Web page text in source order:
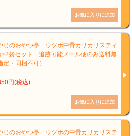
じのおやつ亭 ウツボ中骨カリカリスティ
袋セット 追跡可能メール便のみ送料無
定・同梱不可）
円(税込)
じのおやつ亭 ウツボの中骨カリカリステ